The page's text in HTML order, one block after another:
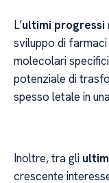
L’ultimi
sviluppo di
molecolari
potenziale di
spesso letale in
Inoltre, tra gli
crescente